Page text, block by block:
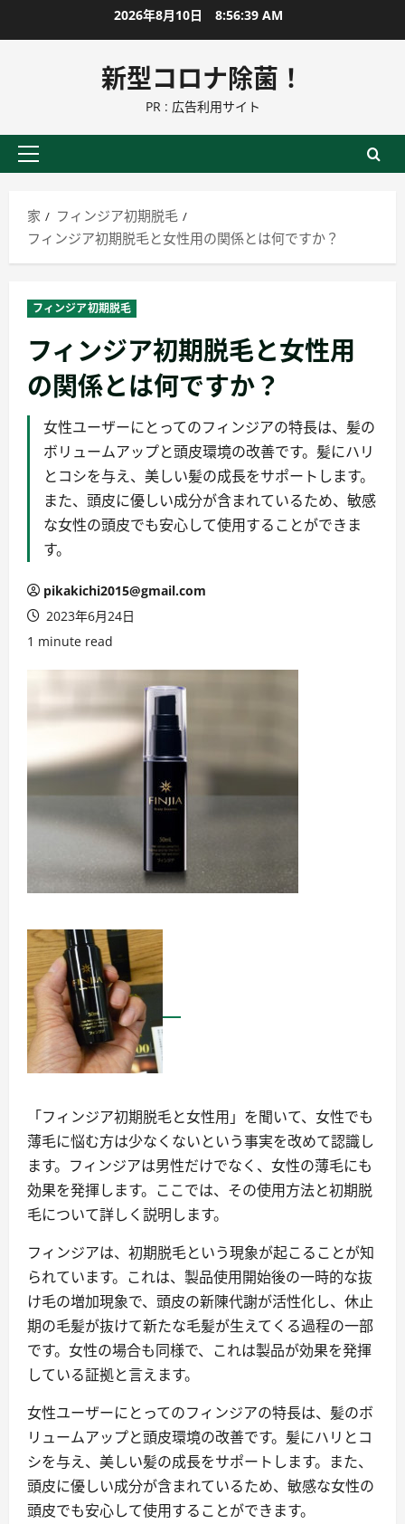
ン
に
2026年8月10日 8:56:40 AM
新型コロナ除菌！
PR : 広告利用サイト
プ
イ
マ
メ
ニ
ュ
ー
家
フィンジア初期脱毛
フィンジア初期脱毛と女性用の関係とは何ですか？
フィンジア初期脱毛
フィンジア初期脱毛と女性用
の関係とは何ですか？
女性ユーザーにとってのフィンジアの特長は、髪の
ボリュームアップと頭皮環境の改善です。髪にハリ
とコシを与え、美しい髪の成長をサポートします。
また、頭皮に優しい成分が含まれているため、敏感
な女性の頭皮でも安心して使用することができま
す。
pikakichi2015@gmail.com
2023年6月24日
1 minute read
「フィンジア初期脱毛と女性用」を聞いて、女性でも
薄毛に悩む方は少なくないという事実を改めて認識し
ます。フィンジアは男性だけでなく、女性の薄毛にも
効果を発揮します。ここでは、その使用方法と初期脱
毛について詳しく説明します。
フィンジアは、初期脱毛という現象が起こることが知
られています。これは、製品使用開始後の一時的な抜
け毛の増加現象で、頭皮の新陳代謝が活性化し、休止
期の毛髪が抜けて新たな毛髪が生えてくる過程の一部
です。女性の場合も同様で、これは製品が効果を発揮
している証拠と言えます。
女性ユーザーにとってのフィンジアの特長は、髪のボ
リュームアップと頭皮環境の改善です。髪にハリとコ
シを与え、美しい髪の成長をサポートします。また、
頭皮に優しい成分が含まれているため、敏感な女性の
頭皮でも安心して使用することができます。